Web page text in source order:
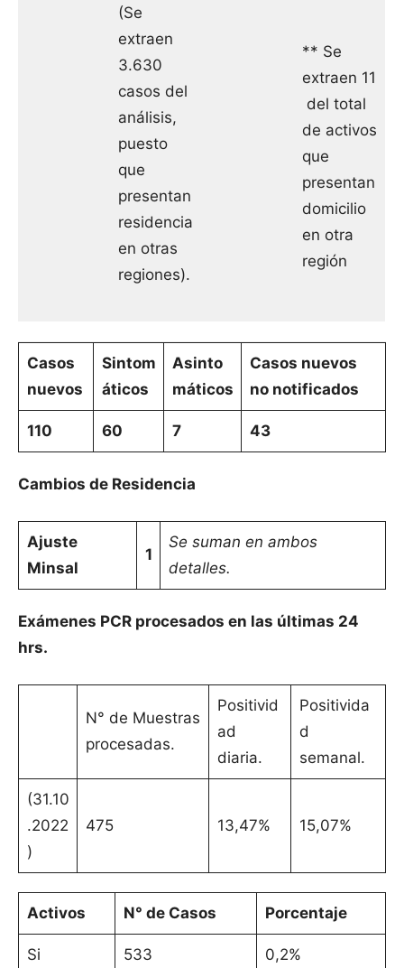
(Se
extraen
3.630
casos del
análisis,
puesto
que
presentan
residencia
en otras
regiones).
** Se
extraen 11
del total
de activos
que
presentan
domicilio
en otra
región
Casos
nuevos
Sintom
áticos
Asinto
máticos
Casos nuevos
no notificados
110 60 7 43
Cambios de Residencia
Ajuste
Minsal
1
Se suman en ambos
detalles.
Exámenes PCR procesados en las últimas 24
hrs.
N° de Muestras
procesadas.
Positivid
ad
diaria.
Positivida
d
semanal.
(31.10
.2022
)
475 13,47% 15,07%
Activos N° de Casos Porcentaje
Si 533 0,2%